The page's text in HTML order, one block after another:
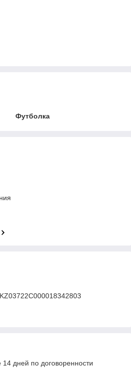
Футболка
14 дней по договоренности